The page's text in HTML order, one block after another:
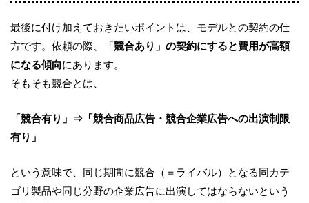
最後に付け加えておきたいポイントは、 モデルとの契約の仕
方です。依頼の際、
「競合あり」の契約にすると費用が高額
になる傾向にあります。
そもそも競合とは、
「競合有り」⇒「競合商品広告・競合企業広告への出演制限
有り」
という意味で、同じ期間に競合（＝ライバル）となる同カテ
ゴリ製品や同じ分野の企業広告に出演してはならないという